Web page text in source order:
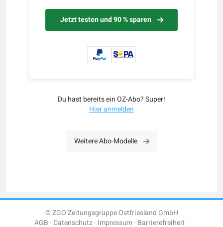
Jetzt testen und 90 % sparen
Du hast bereits ein OZ-Abo? Super!
Hier anmelden
Weitere Abo-Modelle
© ZGO Zeitungsgruppe Ostfriesland GmbH
AGB Datenschutz Impressum Barrierefreiheit